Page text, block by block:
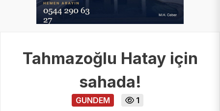
Tahmazoğlu Hatay için
sahada!
GUNDEM
1